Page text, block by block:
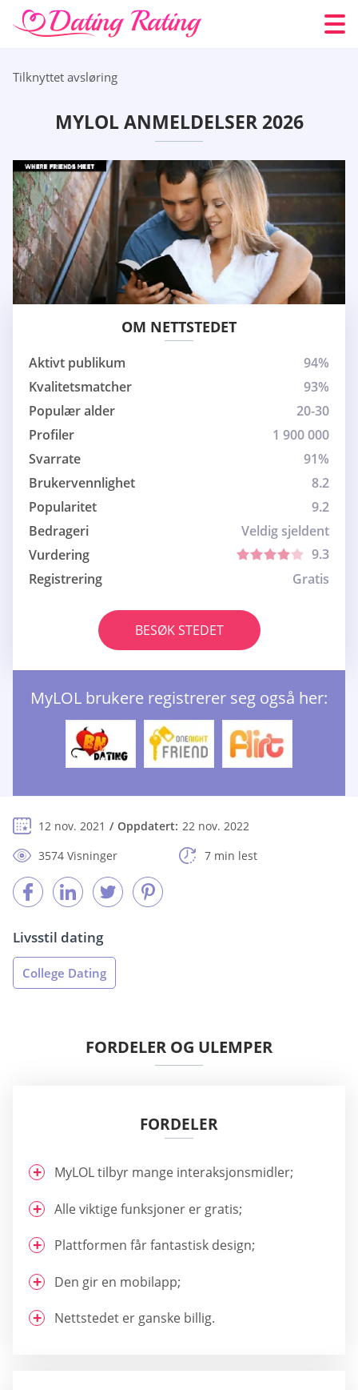
Tilknyttet avsløring
MYLOL ANMELDELSER 2026
OM NETTSTEDET
Aktivt publikum
94%
Kvalitetsmatcher
93%
Populær alder
20-30
Profiler
1 900 000
Svarrate
91%
Brukervennlighet
8.2
Popularitet
9.2
Bedrageri
Veldig sjeldent
Vurdering
9.3
Registrering
Gratis
BESØK STEDET
MyLOL brukere registrerer seg også her:
12 nov. 2021 Oppdatert: 22 nov. 2022
3574 Visninger
7 min lest
Livsstil dating
College Dating
FORDELER OG ULEMPER
FORDELER
MyLOL tilbyr mange interaksjonsmidler;
Alle viktige funksjoner er gratis;
Plattformen får fantastisk design;
Den gir en mobilapp;
Nettstedet er ganske billig.